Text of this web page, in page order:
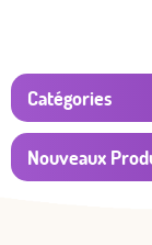
Catégories
Nouveaux